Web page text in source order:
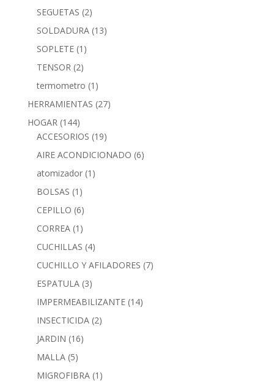
SEGUETAS (2)
SOLDADURA (13)
SOPLETE (1)
TENSOR (2)
termometro (1)
HERRAMIENTAS (27)
HOGAR (144)
ACCESORIOS (19)
AIRE ACONDICIONADO (6)
atomizador (1)
BOLSAS (1)
CEPILLO (6)
CORREA (1)
CUCHILLAS (4)
CUCHILLO Y AFILADORES (7)
ESPATULA (3)
IMPERMEABILIZANTE (14)
INSECTICIDA (2)
JARDIN (16)
MALLA (5)
MIGROFIBRA (1)